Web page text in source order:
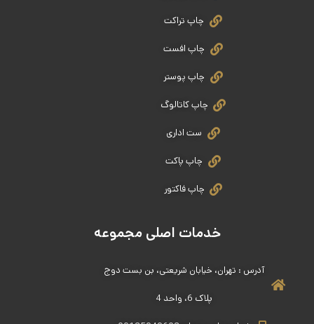
چاپ تراکت
چاپ افست
چاپ پوستر
چاپ کاتالوگ
ست اداری
چاپ پاکت
چاپ فاکتور
خدمات اصلی مجموعه
آدرس : تهران، خیابان شریعتی، بن بست دوج
پلاک 6، واحد 4